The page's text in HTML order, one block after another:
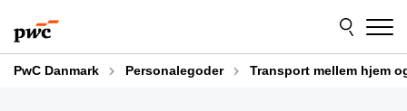
to
content
to
footer
PwC Danmark Personalegoder Transport mellem hjem